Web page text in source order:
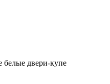
двери-купе